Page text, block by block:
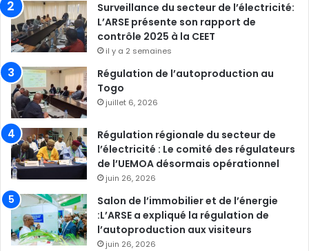
Surveillance du secteur de l’électricité:
L’ARSE présente son rapport de
contrôle 2025 à la CEET
il y a 2 semaines
Régulation de l’autoproduction au
Togo
juillet 6, 2026
Régulation régionale du secteur de
l’électricité : Le comité des régulateurs
de l’UEMOA désormais opérationnel
juin 26, 2026
Salon de l’immobilier et de l’énergie
:L’ARSE a expliqué la régulation de
l’autoproduction aux visiteurs
juin 26, 2026